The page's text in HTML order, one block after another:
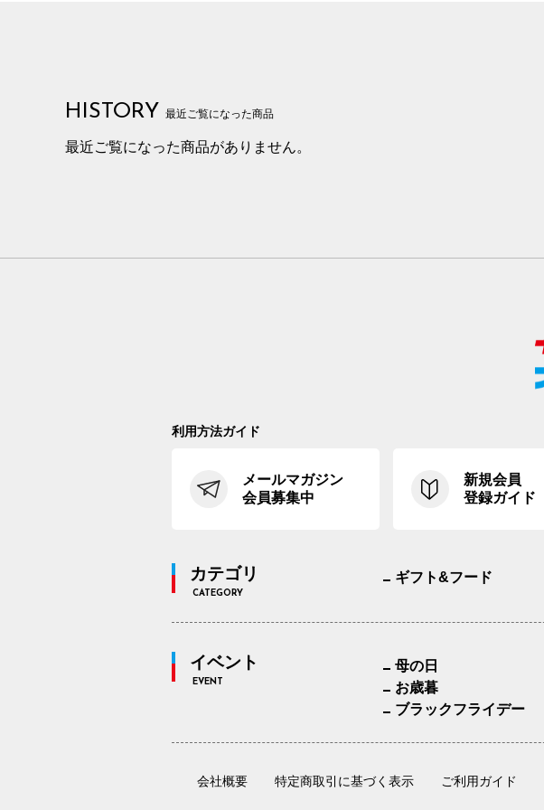
HISTORY 最近ご覧になった商品
最近ご覧になった商品がありません。
利用方法ガイド
メールマガジン
会員募集中
新規会員
登録ガイド
カテゴリ
CATEGORY
ギフト&フード
イベント
EVENT
母の日
お歳暮
ブラックフライデー
会社概要 特定商取引に基づく表示 ご利用ガイド